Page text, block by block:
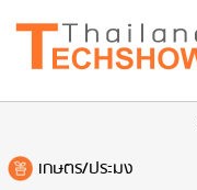
เกษตร/ประมง